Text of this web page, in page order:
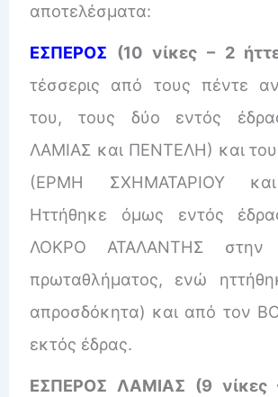
αποτελέσματα:
ΕΣΠΕΡΟΣ (10 νίκες – 2
τέσσερις από τους πέντε
του, τους δύο εντός
ΛΑΜΙΑΣ και ΠΕΝΤΕΛΗ) και
(ΕΡΜΗ ΣΧΗΜΑΤΑΡΙΟΥ
Ηττήθηκε όμως εντός
ΛΟΚΡΟ ΑΤΑΛΑΝΤΗΣ στην
πρωταθλήματος, ενώ
απροσδόκητα) και από τον
εκτός έδρας.
ΕΣΠΕΡΟΣ ΛΑΜΙΑΣ (9 νίκες